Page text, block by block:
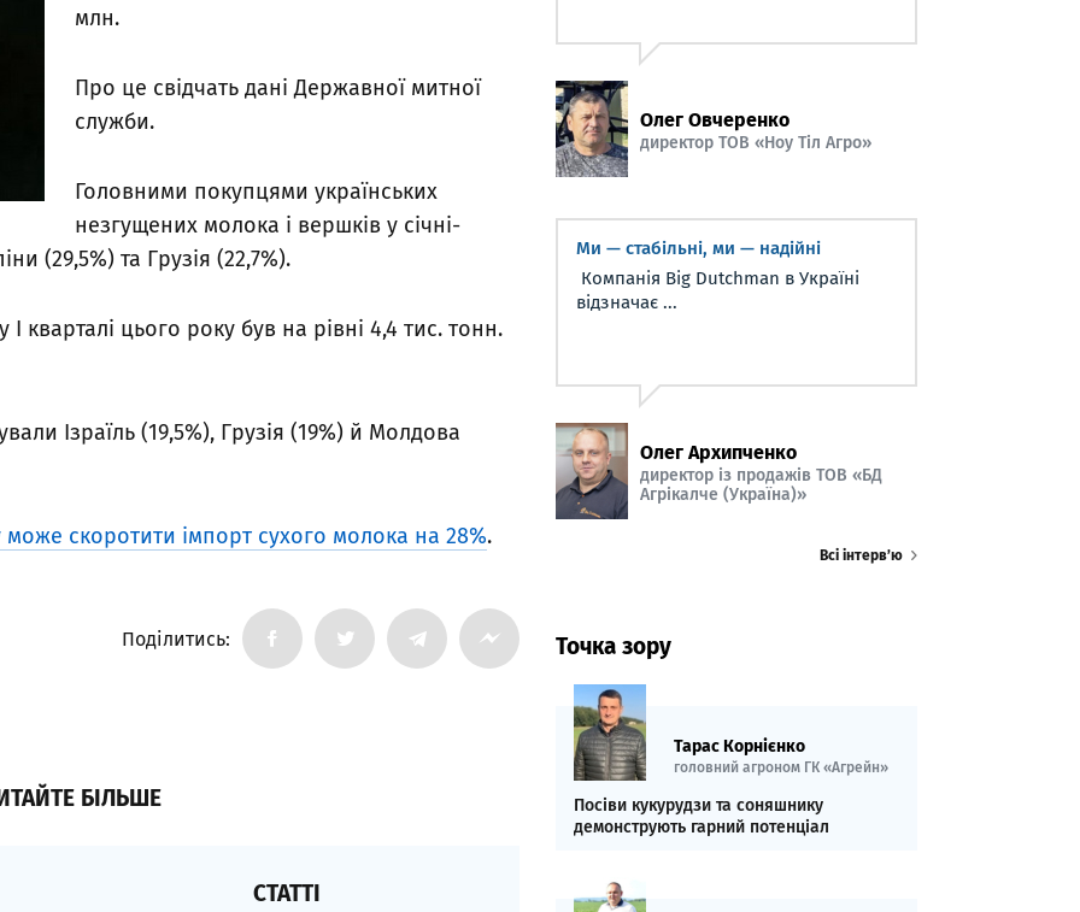
млн.
Про це свідчать дані Державної митної
служби.
Головними покупцями українських
незгущених молока і вершків у січні-
(29,5%) та Грузія (22,7%).
кварталі цього року був на рівні 4,4 тис. тонн.
Ізраїль (19,5%), Грузія (19%) й Молдова
скоротити імпорт сухого молока на 28%.
Поділитись:
БІЛЬШЕ
СТАТТІ
Олег Овчеренко
директор ТОВ «Ноу Тіл Агро»
Ми — стабільні, ми — надійні
Компанія Big Dutchman в Україні
відзначає ...
Олег Архипченко
директор із продажів ТОВ «БД
Агрікалче (Україна)»
Всі інтерв’ю
Точка зору
Тарас Корнієнко
головний агроном ГК «Агрейн»
Посіви кукурудзи та соняшнику
демонструють гарний потенціал